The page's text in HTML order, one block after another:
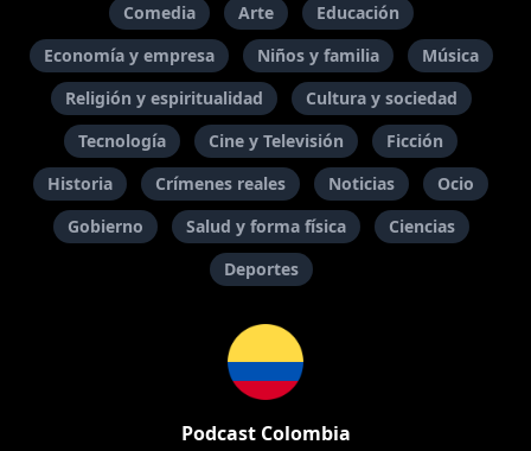
Comedia Arte
Educación
Economía y empresa
Niños y familia
Música
Religión y espiritualidad
Cultura y sociedad
Tecnología
Cine y Televisión
Ficción
Historia
Crímenes reales Noticias
Ocio
Gobierno
Salud y forma física
Ciencias
Deportes
Podcast Colombia